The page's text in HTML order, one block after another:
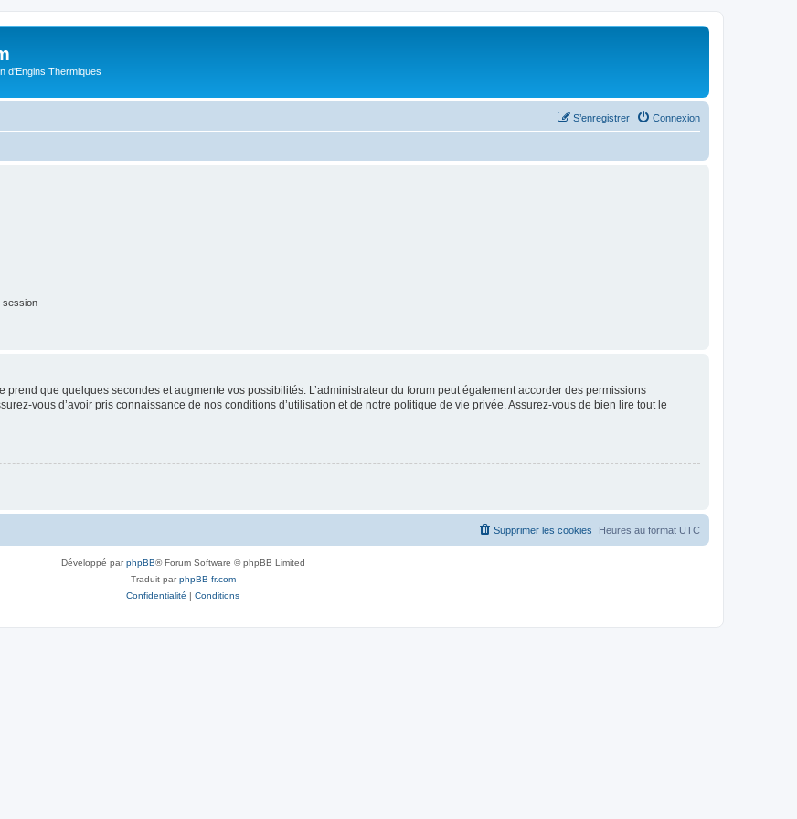
d'Engins Thermiques
Connexion
S’enregistrer
session
prend que quelques secondes et augmente vos possibilités. L’administrateur du forum peut également accorder des permissions
vous d’avoir pris connaissance de nos conditions d’utilisation et de notre politique de vie privée. Assurez-vous de bien lire tout le
Heures au format UTC
Supprimer les cookies
Développé parphpBB® Forum Software © phpBB Limited
Traduit parphpBB-fr.com
Confidentialité | Conditions